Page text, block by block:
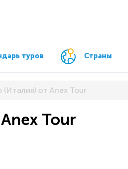
туров Страны
от Anex Tour
Tour